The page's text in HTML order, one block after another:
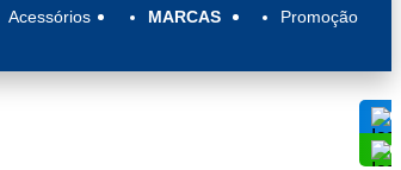
Acessórios MARCAS Promoção